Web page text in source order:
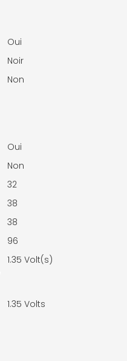
Oui
Noir
Non
Oui
Non
32
38
38
96
1.35 Volt(s)
1.35 Volts